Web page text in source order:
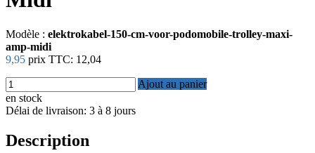
Modèle : elektrokabel-150-cm-voor-podomobile-trolley-maxi-
amp-midi
9,95 prix TTC: 12,04
Ajout au panier
en stock
Délai de livraison: 3 à 8 jours
Description